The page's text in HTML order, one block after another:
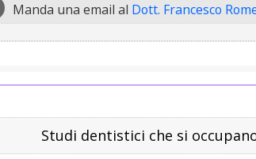
Manda una email al Dott. Francesco
Studi dentistici che si